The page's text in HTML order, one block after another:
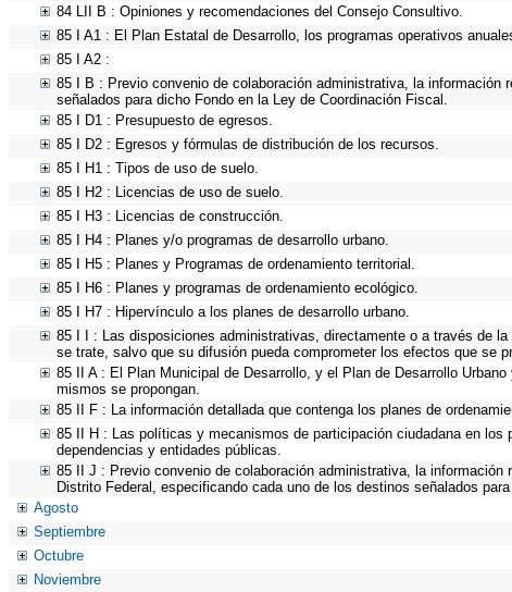
84 LII B : Opiniones y recomendaciones del Consejo Consultivo.
85 I A1 : El Plan Estatal de Desarrollo, los programas operativos
85 I A2 :
85 I B : Previo convenio de colaboración administrativa, la
señalados para dicho Fondo en la Ley de Coordinación Fiscal.
85 I D1 : Presupuesto de egresos.
85 I D2 : Egresos y fórmulas de distribución de los recursos.
85 I H1 : Tipos de uso de suelo.
85 I H2 : Licencias de uso de suelo.
85 I H3 : Licencias de construcción.
85 I H4 : Planes y/o programas de desarrollo urbano.
85 I H5 : Planes y Programas de ordenamiento territorial.
85 I H6 : Planes y programas de ordenamiento ecológico.
85 I H7 : Hipervínculo a los planes de desarrollo urbano.
85 I I : Las disposiciones administrativas, directamente o a través de
se trate, salvo que su difusión pueda comprometer los efectos que se
85 II A : El Plan Municipal de Desarrollo, y el Plan de Desarrollo
mismos se propongan.
85 II F : La información detallada que contenga los planes de
85 II H : Las políticas y mecanismos de participación ciudadana en
dependencias y entidades públicas.
85 II J : Previo convenio de colaboración administrativa, la
Distrito Federal, especificando cada uno de los destinos señalados
Agosto
Septiembre
Octubre
Noviembre